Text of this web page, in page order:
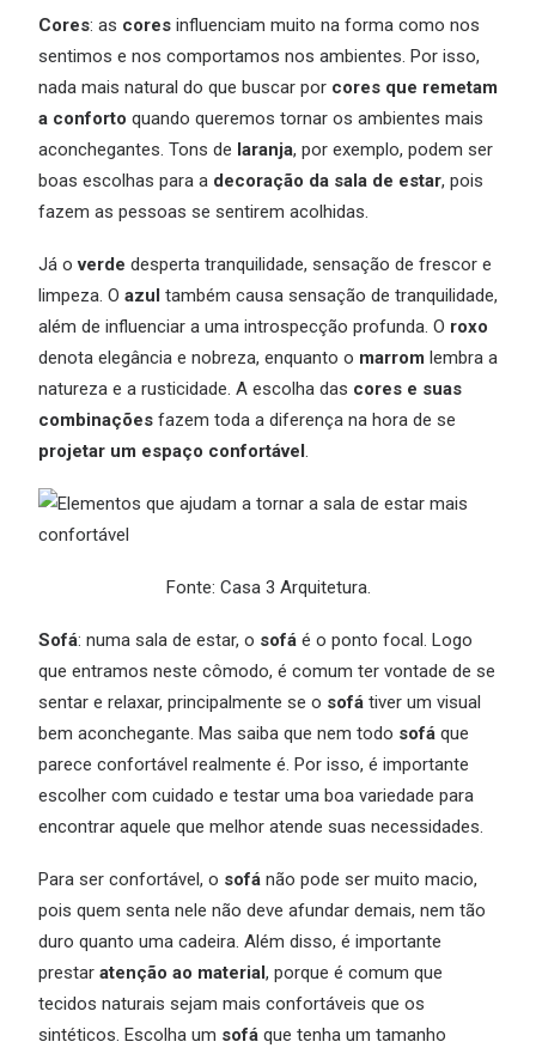
Cores: as cores influenciam muito na forma como nos
sentimos e nos comportamos nos ambientes. Por isso,
nada mais natural do que buscar por cores que remetam
a conforto quando queremos tornar os ambientes mais
aconchegantes. Tons de laranja, por exemplo, podem ser
boas escolhas para a decoração da sala de estar, pois
fazem as pessoas se sentirem acolhidas.
Já overde desperta tranquilidade, sensação de frescor e
limpeza. O azul também causa sensação de tranquilidade,
além de influenciar a uma introspecção profunda. O roxo
denota elegância e nobreza, enquanto o marrom lembra a
natureza e a rusticidade. A escolha das cores e suas
combinações fazem toda a diferença na hora de se
projetar um espaço confortável.
Fonte: Casa 3 Arquitetura.
Sofá: numa sala de estar, o sofá é o ponto focal. Logo
que entramos neste cômodo, é comum ter vontade de se
sentar e relaxar, principalmente se o sofá tiver um visual
bem aconchegante. Mas saiba que nem todo sofá que
parece confortável realmente é. Por isso, é importante
escolher com cuidado e testar uma boa variedade para
encontrar aquele que melhor atende suas necessidades.
Para ser confortável, o sofá não pode ser muito macio,
pois quem senta nele não deve afundar demais, nem tão
duro quanto uma cadeira. Além disso, é importante
prestar atenção ao material, porque é comum que
tecidos naturais sejam mais confortáveis que os
sintéticos. Escolha um sofá que tenha um tamanho